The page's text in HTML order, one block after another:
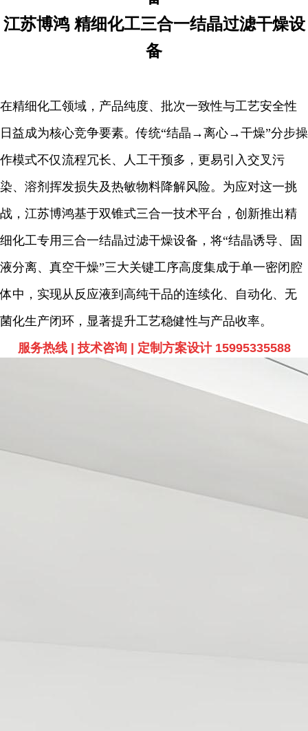
江苏博鸿 精细化工三合一结晶过滤干燥设
备
在精细化工领域，产品纯度、批次一致性与工艺安全性
日益成为核心竞争要素。传统“结晶→离心→干燥”分步操
作模式不仅流程冗长、人工干预多，更易引入交叉污
染、溶剂挥发损失及热敏物料降解风险。为应对这一挑
战，江苏博鸿基于双锥式三合一技术平台，创新推出精
细化工专用三合一结晶过滤干燥设备，将“结晶诱导、固
液分离、真空干燥”三大关键工序高度集成于单一密闭腔
体中，实现从反应液到高纯干品的连续化、自动化、无
菌化生产闭环，显著提升工艺稳健性与产品收率。
服务热线 | 技术咨询 | 定制方案设计 15995335588